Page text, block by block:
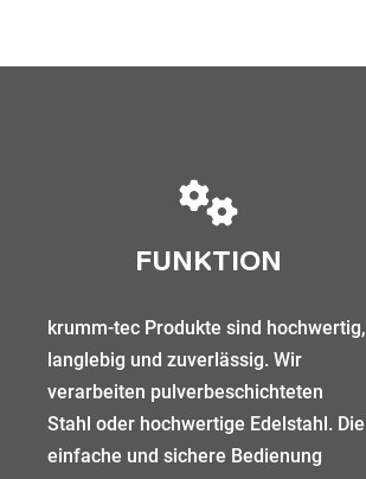
FUNKTION
krumm-tec Produkte sind hochwertig,
langlebig und zuverlässig. Wir
verarbeiten pulverbeschichteten
Stahl oder hochwertige Edelstahl. Die
einfache und sichere Bedienung